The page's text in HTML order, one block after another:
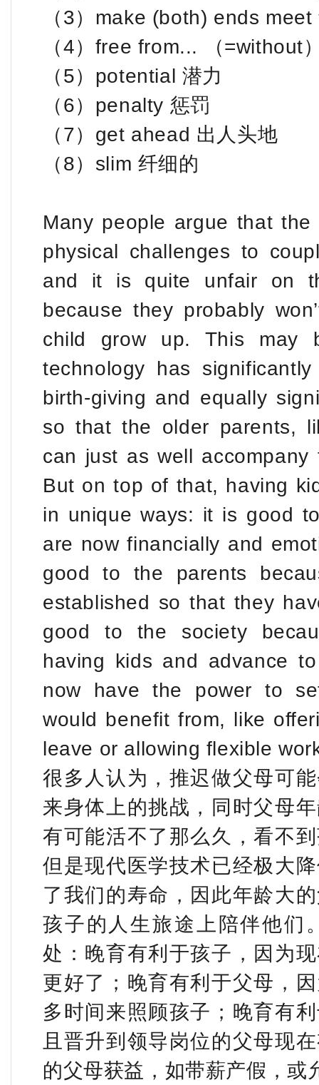
（3）make (both) ends
（4）free from... （=without
（5）potential 潜力
（6）penalty 惩罚
（7）get ahead 出人头地
（8）slim 纤细的
Many people argue that
physical challenges to
and it is quite unfair on
because they probably
child grow up. This may
technology has
birth-giving and equally
so that the older parents,
can just as well accompany
But on top of that, having
in unique ways: it is good
are now financially and
good to the parents
established so that they
good to the society
having kids and advance
now have the power to
would benefit from, like
leave or allowing flexible
很多人认为，推迟做父母可
来身体上的挑战，同时父母
有可能活不了那么久，看不
但是现代医学技术已经极大
了我们的寿命，因此年龄大
孩子的人生旅途上陪伴他们
处：晚育有利于孩子，因为
更好了；晚育有利于父母，
多时间来照顾孩子；晚育有
且晋升到领导岗位的父母现
的父母获益，如带薪产假，或